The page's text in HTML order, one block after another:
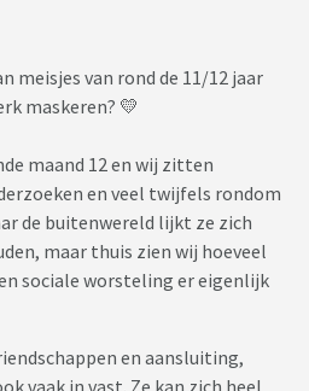
meisjes van rond de 11/12 jaar
maskeren? 💛
maand 12 en wij zitten
en veel twijfels rondom
de buitenwereld lijkt ze zich
maar thuis zien wij hoeveel
sociale worsteling er eigenlijk
en aansluiting,